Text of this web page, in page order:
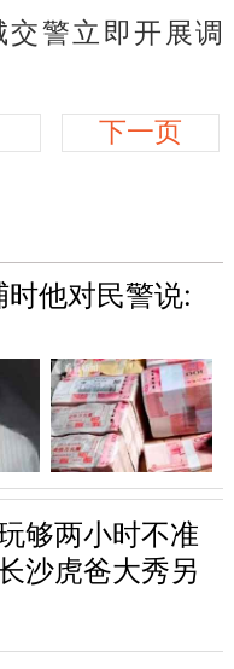
警立即开展调
下一页
他对民警说:
够两小时不准
沙虎爸大秀另